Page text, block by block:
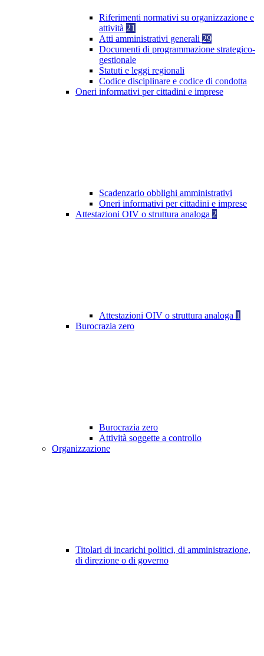
Riferimenti normativi su organizzazione e
attività 21
Atti amministrativi generali 29
Documenti di programmazione strategico-
gestionale
Statuti e leggi regionali
Codice disciplinare e codice di condotta
Oneri informativi per cittadini e imprese
Scadenzario obblighi amministrativi
Oneri informativi per cittadini e imprese
Attestazioni OIV o struttura analoga 2
Attestazioni OIV o struttura analoga 1
Burocrazia zero
Burocrazia zero
Attività soggette a controllo
Organizzazione
Titolari di incarichi politici, di amministrazione,
di direzione o di governo